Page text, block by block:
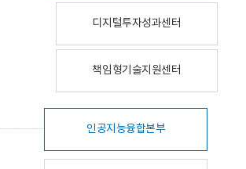
디지털투자성과센터
책임형기술지원센터
인공지능융합본부